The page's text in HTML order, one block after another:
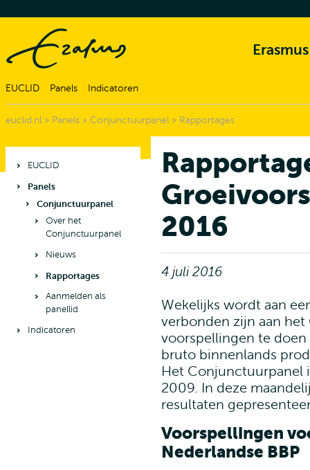
EUCLID Panels Indicatoren
euclid.nl» Panels» Conjunctuurpanel» Rapportages
EUCLID
Panels
Conjunctuurpanel
Over het
Conjunctuurpanel
Nieuws
Rapportages
Aanmelden als
panellid
Indicatoren
2016
4 juli 2016
Wekelijks wordt aan
verbonden zijn aan
voorspellingen te doen
bruto binnenlands
Het Conjunctuurpanel
2009. In deze
resultaten
Voorspellingen
Nederlandse BBP